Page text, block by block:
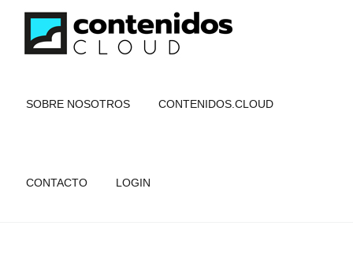
SOBRE NOSOTROS CONTENIDOS.CLOUD
CONTACTO LOGIN